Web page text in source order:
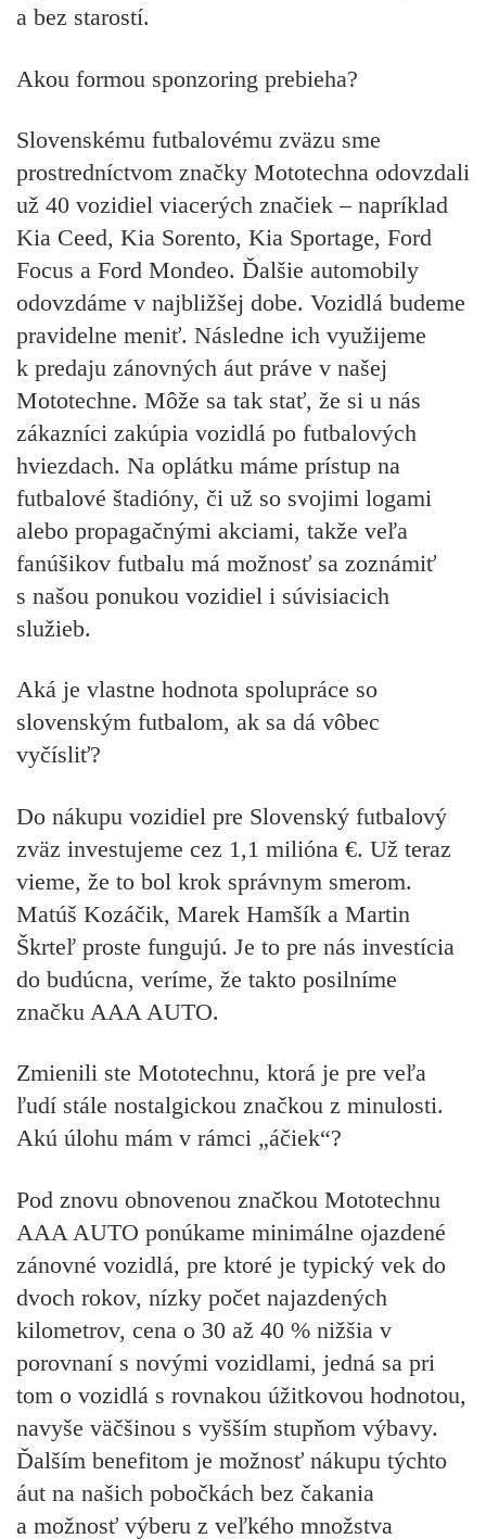
a bez starostí.
Akou formou sponzoring prebieha?
Slovenskému futbalovému zväzu sme
prostredníctvom značky Mototechna odovzdali
už 40 vozidiel viacerých značiek – napríklad
Kia Ceed, Kia Sorento, Kia Sportage, Ford
Focus a Ford Mondeo. Ďalšie automobily
odovzdáme v najbližšej dobe. Vozidlá budeme
pravidelne meniť. Následne ich využijeme
k predaju zánovných áut práve v našej
Mototechne. Môže sa tak stať, že si u nás
zákazníci zakúpia vozidlá po futbalových
hviezdach. Na oplátku máme prístup na
futbalové štadióny, či už so svojimi logami
alebo propagačnými akciami, takže veľa
fanúšikov futbalu má možnosť sa zoznámiť
s našou ponukou vozidiel i súvisiacich
služieb.
Aká je vlastne hodnota spolupráce so
slovenským futbalom, ak sa dá vôbec
vyčísliť?
Do nákupu vozidiel pre Slovenský futbalový
zväz investujeme cez 1,1 milióna €. Už teraz
vieme, že to bol krok správnym smerom.
Matúš Kozáčik, Marek Hamšík a Martin
Škrteľ proste fungujú. Je to pre nás investícia
do budúcna, veríme, že takto posilníme
značku AAA AUTO.
Zmienili ste Mototechnu, ktorá je pre veľa
ľudí stále nostalgickou značkou z minulosti.
Akú úlohu mám v rámci „áčiek“?
Pod znovu obnovenou značkou Mototechnu
AAA AUTO ponúkame minimálne ojazdené
zánovné vozidlá, pre ktoré je typický vek do
dvoch rokov, nízky počet najazdených
kilometrov, cena o 30 až 40 % nižšia v
porovnaní s novými vozidlami, jedná sa pri
tom o vozidlá s rovnakou úžitkovou hodnotou,
navyše väčšinou s vyšším stupňom výbavy.
Ďalším benefitom je možnosť nákupu týchto
áut na našich pobočkách bez čakania
a možnosť výberu z veľkého množstva